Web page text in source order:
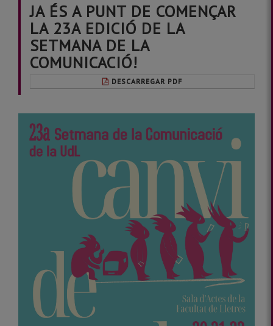
JA ÉS A PUNT DE COMENÇAR
LA 23A EDICIÓ DE LA
SETMANA DE LA
COMUNICACIÓ!
DESCARREGAR PDF